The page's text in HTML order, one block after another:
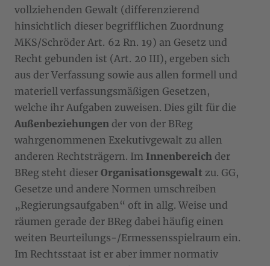
vollziehenden Gewalt (differenzierend
hinsichtlich dieser begrifflichen Zuordnung
MKS/Schröder Art. 62 Rn. 19) an Gesetz und
Recht gebunden ist (Art. 20 III), ergeben sich
aus der Verfassung sowie aus allen formell und
materiell verfassungsmäßigen Gesetzen,
welche ihr Aufgaben zuweisen. Dies gilt für die
Außenbeziehungen der von der BReg
wahrgenommenen Exekutivgewalt zu allen
anderen Rechtsträgern. Im Innenbereich der
BReg steht dieser Organisationsgewalt zu. GG,
Gesetze und andere Normen umschreiben
„Regierungsaufgaben“ oft in allg. Weise und
räumen gerade der BReg dabei häufig einen
weiten Beurteilungs-/Ermessensspielraum ein.
Im Rechtsstaat ist er aber immer normativ